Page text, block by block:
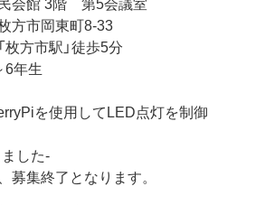
会館 3階 第5会議室
方市岡東町8-33
方市駅」徒歩5分
6年生
を使用してLED点灯を制御
した-
募集終了となります。